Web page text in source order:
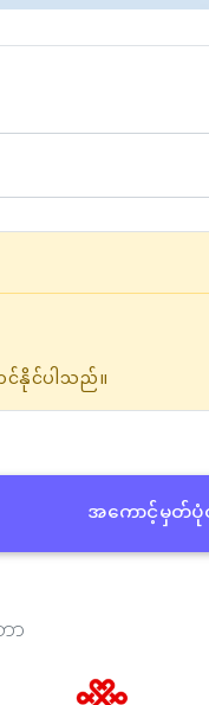
နိုင်ပါသည်။
အကောင့်မှတ်
ာ